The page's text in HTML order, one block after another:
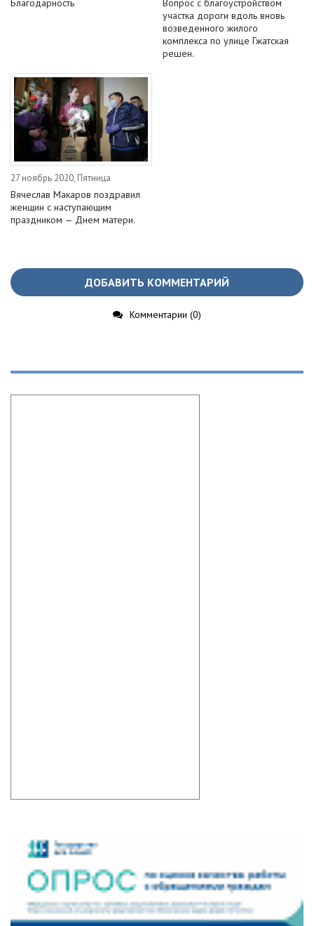
Благодарность
Вопрос с благоустройством
участка дороги вдоль вновь
возведенного жилого
комплекса по улице Гжатская
решен.
27 ноябрь 2020, Пятница
Вячеслав Макаров поздравил
женщин с наступающим
праздником — Днем матери.
ДОБАВИТЬ КОММЕНТАРИЙ
Комментарии (0)